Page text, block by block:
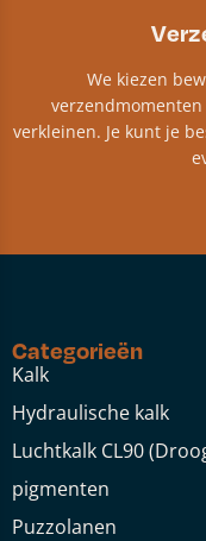
We kiezen
verkleinen. Je kunt je
Categorieën
Kalk
Hydraulische kalk
Luchtkalk CL90
pigmenten
Puzzolanen